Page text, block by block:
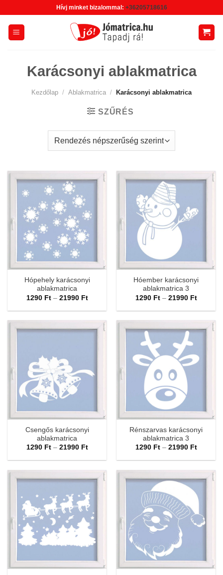
content
Hívj minket bizalommal: +36205718616
Karácsonyi ablakmatrica
Kezdőlap / Ablakmatrica / Karácsonyi ablakmatrica
SZŰRÉS
Hópehely karácsonyi
ablakmatrica
1290 Ft – 21990 FtÁrtartomány:
-
Hóember karácsonyi
ablakmatrica 3
1290 Ft – 21990 Ft
-
Csengős karácsonyi
ablakmatrica
1290 Ft – 21990 FtÁrtartomány:
-
Rénszarvas karácsonyi
ablakmatrica 3
1290 Ft – 21990 Ft
-